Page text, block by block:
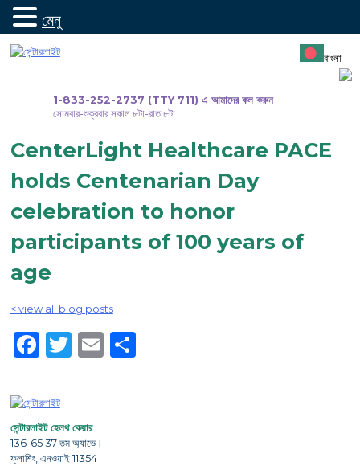
যান
1-833-252-2737 (TTY 711) এ আমাদের কল করুন
সোমবার-শুক্রবার সকাল ৮টা-রাত ৮টা
বাংলা
CenterLight Healthcare PACE
holds Centenarian Day
celebration to honor
participants of 100 years of
age
< view all blog posts
Facebook
Twitter
EmailShare
সেন্টারলাইট হেলথ কেয়ার
136-65 37 তম অ্যাভে।
ফ্লাশিং, এনওয়াই 11354
মেনু